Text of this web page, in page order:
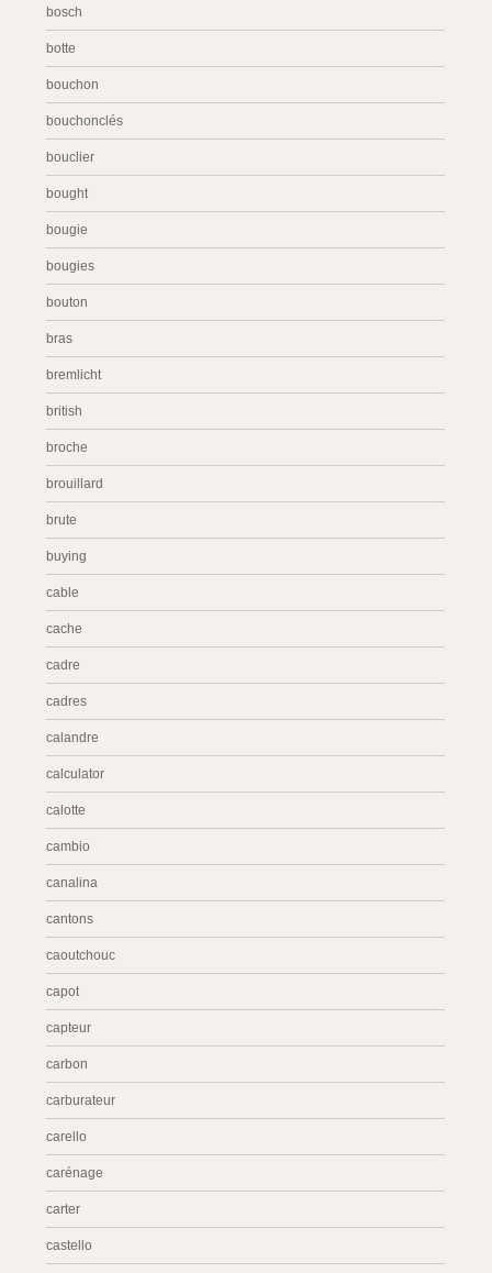
bosch
botte
bouchon
bouchonclés
bouclier
bought
bougie
bougies
bouton
bras
bremlicht
british
broche
brouillard
brute
buying
cable
cache
cadre
cadres
calandre
calculator
calotte
cambio
canalina
cantons
caoutchouc
capot
capteur
carbon
carburateur
carello
carénage
carter
castello